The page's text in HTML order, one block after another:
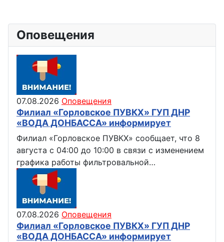
Оповещения
07.08.2026 Оповещения
Филиал «Горловское ПУВКХ» ГУП ДНР
«ВОДА ДОНБАССА» информирует
Филиал «Горловское ПУВКХ» сообщает, что 8
августа с 04:00 до 10:00 в связи с изменением
графика работы фильтровальной…
07.08.2026 Оповещения
Филиал «Горловское ПУВКХ» ГУП ДНР
«ВОДА ДОНБАССА» информирует